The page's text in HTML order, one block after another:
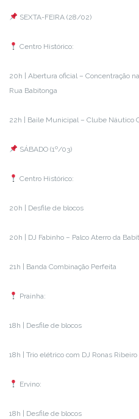
SEXTA-FEIRA (28/02)
Centro Histórico:
20h | Abertura oficial – Concentração
Rua Babitonga
22h | Baile Municipal – Clube Náutico
SÁBADO (1º/03)
Centro Histórico:
20h | Desfile de blocos
20h | DJ Fabinho – Palco Aterro da
21h | Banda Combinação Perfeita
Prainha:
18h | Desfile de blocos
18h | Trio elétrico com DJ Ronas
Ervino:
18h | Desfile de blocos